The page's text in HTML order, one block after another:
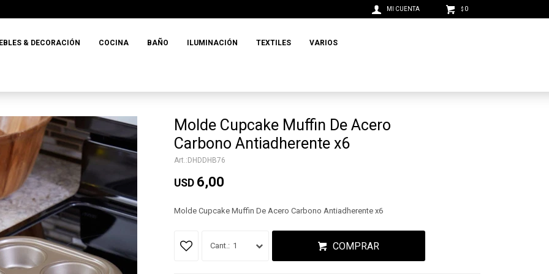
& DECORACIÓN COCINA BAÑO ILUMINACIÓN TEXTILES VARIOS
$ 0
Molde Cupcake Muffin De Acero
Carbono Antiadherente x6
DHDDHB76
USD 6,00
Molde Cupcake Muffin De Acero Carbono Antiadherente x6
1 COMPRAR